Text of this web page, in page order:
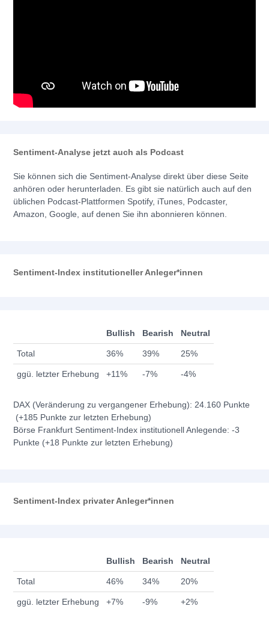
Sentiment-Analyse jetzt auch als Podcast
Sie können sich die Sentiment-Analyse direkt über diese Seite
anhören oder herunterladen. Es gibt sie natürlich auch auf den
üblichen Podcast-Plattformen Spotify, iTunes, Podcaster,
Amazon, Google, auf denen Sie ihn abonnieren können.
Sentiment-Index institutioneller Anleger*innen
Bullish Bearish Neutral
Total 36% 39% 25%
ggü. letzter Erhebung +11% -7% -4%
DAX (Veränderung zu vergangener Erhebung): 24.160 Punkte
(+185 Punkte zur letzten Erhebung)
Börse Frankfurt Sentiment-Index institutionell Anlegende: -3
Punkte (+18 Punkte zur letzten Erhebung)
Sentiment-Index privater Anleger*innen
Bullish Bearish Neutral
Total 46% 34% 20%
ggü. letzter Erhebung +7% -9% +2%